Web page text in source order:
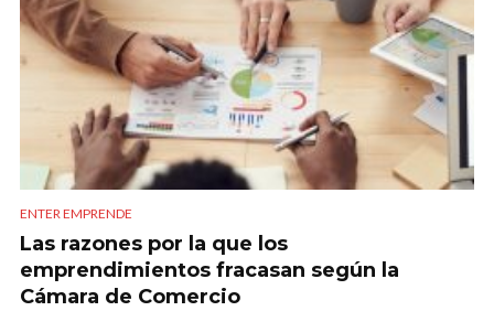
ENTER EMPRENDE
Las razones por la que los
emprendimientos fracasan según la
Cámara de Comercio